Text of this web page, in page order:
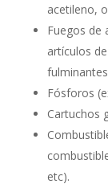
acetileno,
Fuegos de
artículos
Fósforos
Cartuchos
etc).